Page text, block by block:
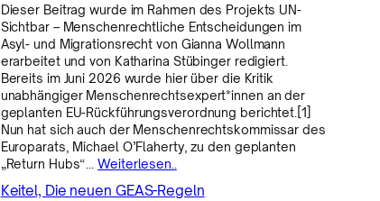
Dieser Beitrag wurde im Rahmen des Projekts UN-
Sichtbar – Menschenrechtliche Entscheidungen im
Asyl- und Migrationsrecht von Gianna Wollmann
erarbeitet und von Katharina Stübinger redigiert.
Bereits im Juni 2026 wurde hier über die Kritik
unabhängiger Menschenrechtsexpert*innen an der
geplanten EU-Rückführungsverordnung berichtet.[1]
Nun hat sich auch der Menschenrechtskommissar des
Europarats, Michael O’Flaherty, zu den geplanten
„Return Hubs“…Weiterlesen..
Keitel, Die neuen GEAS-Regeln